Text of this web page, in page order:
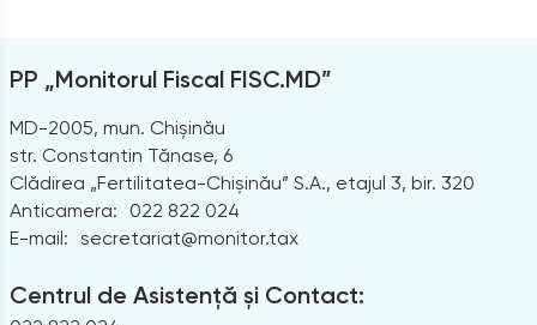
PP „Monitorul Fiscal FISC.MD”
MD-2005, mun. Chișinău
str. Constantin Tănase, 6
Clădirea „Fertilitatea-Chișinău” S.A., etajul 3, bir. 320
Anticamera:
022 822 024
E-mail: secretariat@monitor.tax
Centrul de Asistență și Contact: